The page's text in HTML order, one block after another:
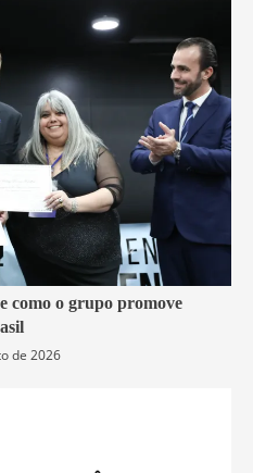
como o grupo promove
de 2026